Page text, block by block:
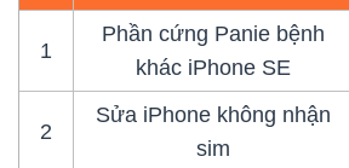
1
Phần cứng Panie bệnh
khác iPhone SE
2
Sửa iPhone không nhận
sim